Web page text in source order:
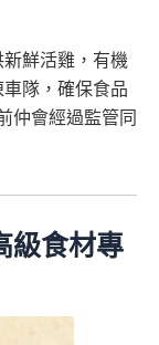
鮮活雞，有機
隊，確保食品
仲會經過監管同
級食材專